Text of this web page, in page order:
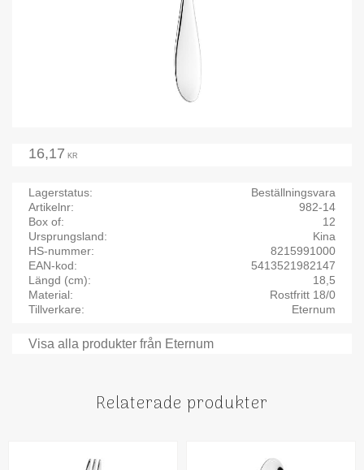
16,17 KR
Lagerstatus
Beställningsvara
Artikelnr
982-14
Box of
12
Ursprungsland
Kina
HS-nummer
8215991000
EAN-kod
5413521982147
Längd (cm)
18,5
Material
Rostfritt 18/0
Tillverkare
Eternum
Visa alla produkter från Eternum
Relaterade produkter